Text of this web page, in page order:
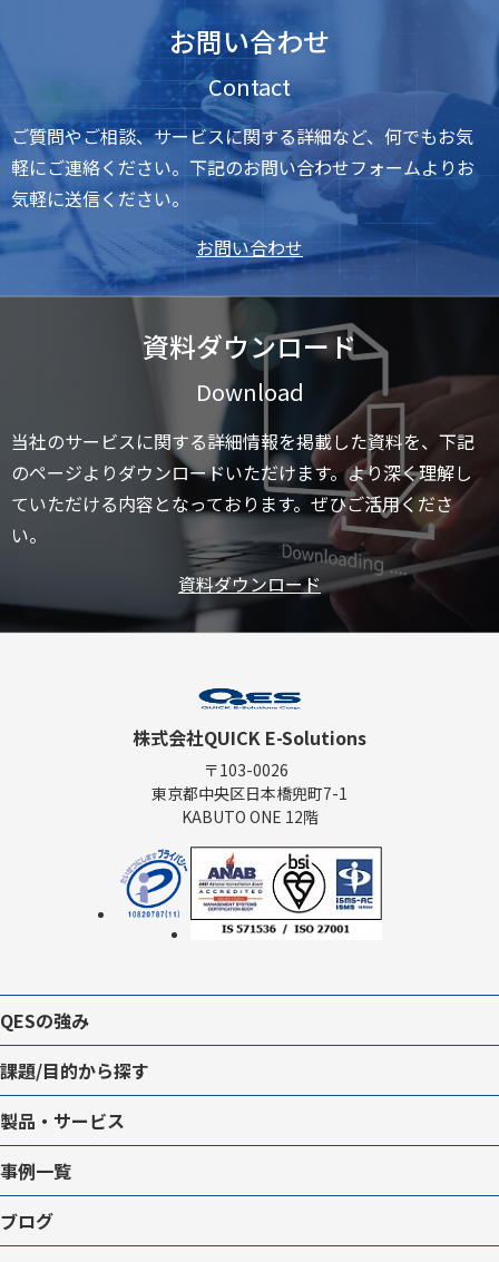
お問い合わせ
Contact
ご質問やご相談、サービスに関する詳細など、何でもお気
軽にご連絡ください。下記のお問い合わせフォームよりお
気軽に送信ください。
お問い合わせ
資料ダウンロード
Download
当社のサービスに関する詳細情報を掲載した資料を、下記
のページよりダウンロードいただけます。より深く理解し
ていただける内容となっております。ぜひご活用くださ
い。
資料ダウンロード
株式会社QUICK E-Solutions
〒103-0026
東京都中央区日本橋兜町7-1
KABUTO ONE 12階
QESの強み
課題/目的から探す
製品・サービス
事例一覧
ブログ